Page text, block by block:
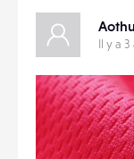
Il y a 3